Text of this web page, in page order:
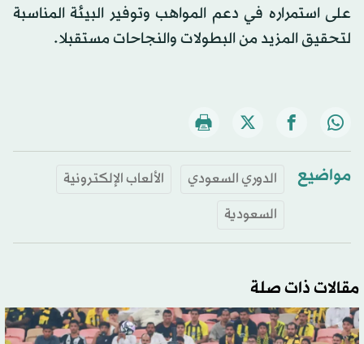
على استمراره في دعم المواهب وتوفير البيئة المناسبة
لتحقيق المزيد من البطولات والنجاحات مستقبلا.
مواضيع الدوري السعودي
الألعاب الإلكترونية
السعودية
مقالات ذات صلة